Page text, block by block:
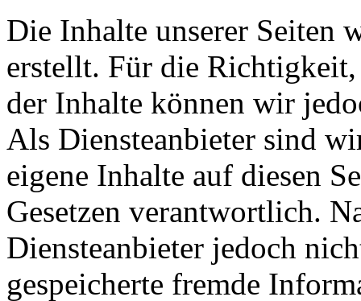
Die Inhalte unserer Seiten
erstellt. Für die
der Inhalte können wir
Als Diensteanbieter sind
eigene Inhalte auf diesen
Gesetzen verantwortlich.
Diensteanbieter jedoch
gespeicherte fremde